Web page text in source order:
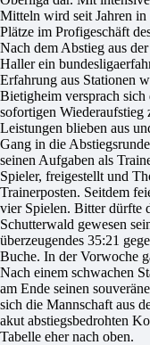
Mitteln wird seit Jahren in
Plätze im Profigeschäft
Nach dem Abstieg aus
Haller ein
Erfahrung aus Stationen
Bietigheim versprach
sofortigen Wiederaufstieg
Leistungen blieben aus
Gang in die
seinen Aufgaben als
Spieler, freigestellt und
Trainerposten. Seitdem
vier Spielen. Bitter dürfte
Schutterwald gewesen
überzeugendes 35:21
Buche. In der Vorwoche
Nach einem schwachen
am Ende seinen
sich die Mannschaft aus
akut abstiegsbedrohten
Tabelle eher nach oben.